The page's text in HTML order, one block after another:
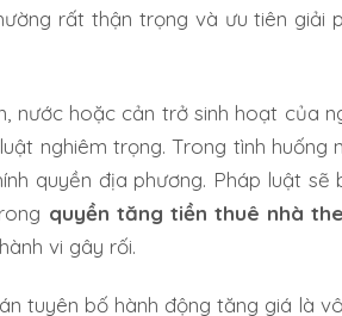
rất thận trọng và ưu tiên giải
nước hoặc cản trở sinh hoạt của
nghiêm trọng. Trong tình huống
quyền địa phương. Pháp luật
quyền tăng tiền thuê nhà
vi gây rối.
tuyên bố hành động tăng giá là